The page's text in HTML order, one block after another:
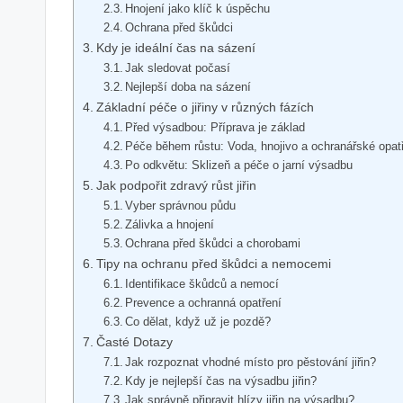
Hnojení jako klíč k úspěchu
Ochrana před škůdci
Kdy je ideální čas na sázení
Jak sledovat počasí
Nejlepší doba na sázení
Základní péče o jiřiny v různých fázích
Před výsadbou: Příprava je základ
Péče během růstu: Voda, hnojivo a ochranářské
Po odkvětu: Sklizeň a péče o jarní výsadbu
Jak podpořit zdravý růst jiřin
Vyber správnou půdu
Zálivka a hnojení
Ochrana před škůdci a chorobami
Tipy na ochranu před škůdci a nemocemi
Identifikace škůdců a nemocí
Prevence a ochranná opatření
Co dělat, když už je pozdě?
Časté Dotazy
Jak rozpoznat vhodné místo pro pěstování jiřin?
Kdy je nejlepší čas na výsadbu jiřin?
Jak správně připravit hlízy jiřin na výsadbu?